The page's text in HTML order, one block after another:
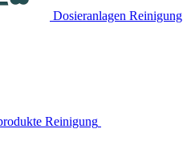
Dosieranlagen Reinigung
Reinigung